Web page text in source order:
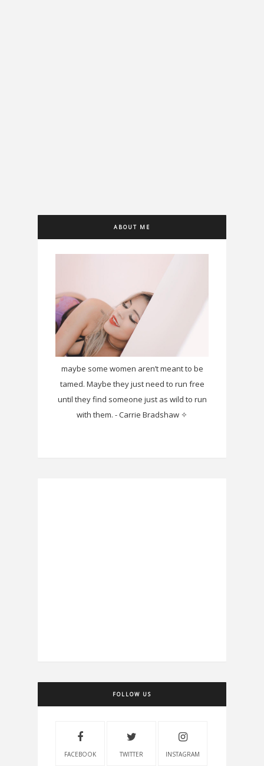
ABOUT ME
maybe some women aren’t meant to be
tamed. Maybe they just need to run free
until they find someone just as wild to run
with them. - Carrie Bradshaw ✧
FOLLOW US
FACEBOOK TWITTER INSTAGRAM